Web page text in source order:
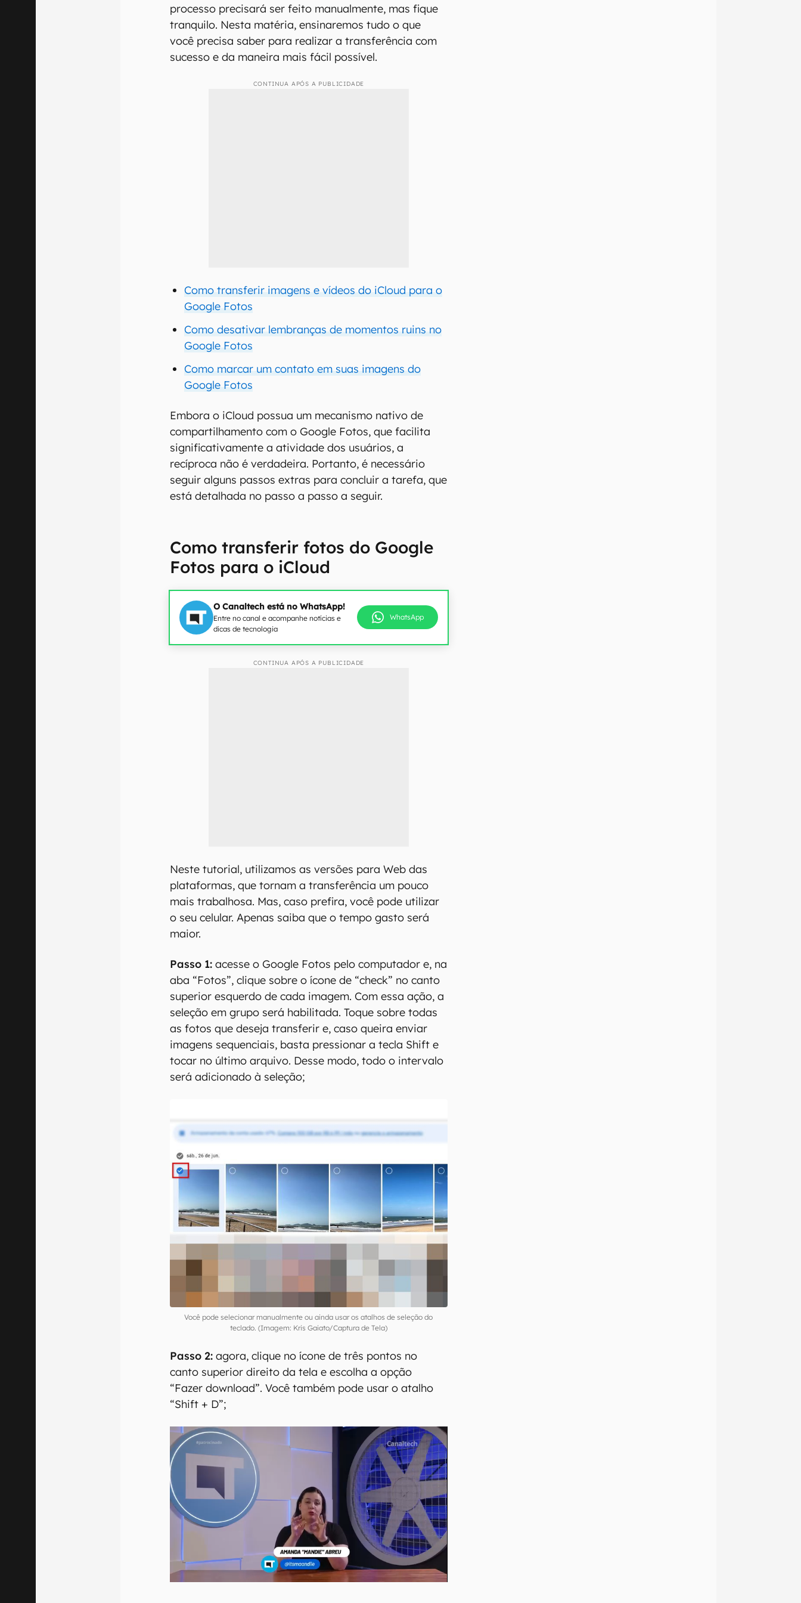
processo precisará ser feito manualmente, mas fique
tranquilo. Nesta matéria, ensinaremos tudo o que
você precisa saber para realizar a transferência com
sucesso e da maneira mais fácil possível.
CONTINUA APÓS A PUBLICIDADE
Como transferir imagens e vídeos do iCloud para o
Google Fotos
Como desativar lembranças de momentos ruins no
Google Fotos
Como marcar um contato em suas imagens do
Google Fotos
Embora o iCloud possua um mecanismo nativo de
compartilhamento com o Google Fotos, que facilita
significativamente a atividade dos usuários, a
recíproca não é verdadeira. Portanto, é necessário
seguir alguns passos extras para concluir a tarefa, que
está detalhada no passo a passo a seguir.
Como transferir fotos do Google
Fotos para o iCloud
O Canaltech está no WhatsApp!
Entre no canal e acompanhe notícias e
dicas de tecnologia
WhatsApp
CONTINUA APÓS A PUBLICIDADE
Neste tutorial, utilizamos as versões para Web das
plataformas, que tornam a transferência um pouco
mais trabalhosa. Mas, caso prefira, você pode utilizar
o seu celular. Apenas saiba que o tempo gasto será
maior.
Passo 1: acesse o Google Fotos pelo computador e, na
aba “Fotos”, clique sobre o ícone de “check” no canto
superior esquerdo de cada imagem. Com essa ação, a
seleção em grupo será habilitada. Toque sobre todas
as fotos que deseja transferir e, caso queira enviar
imagens sequenciais, basta pressionar a tecla Shift e
tocar no último arquivo. Desse modo, todo o intervalo
será adicionado à seleção;
Você pode selecionar manualmente ou ainda usar os atalhos de seleção do
teclado. (Imagem: Kris Gaiato/Captura de Tela)
Passo 2: agora, clique no ícone de três pontos no
canto superior direito da tela e escolha a opção
“Fazer download”. Você também pode usar o atalho
“Shift + D”;